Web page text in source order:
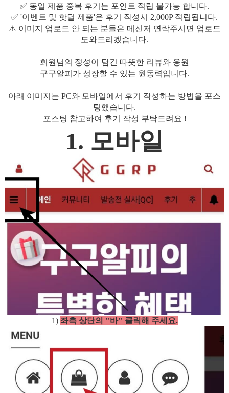
✅ 동일 제품 중복 후기는 포인트 적립 불가능 합니다.
✅ '이벤트 및 핫딜 제품'은 후기 작성시 2,000P 적립됩니다.
⚠️ 이미지 업로드 안 되는 분들은 메신저 연락주시면 업로드
도와드리겠습니다.
회원님의 정성이 담긴 따뜻한 리뷰와 응원
구구알피가 성장할 수 있는 원동력입니다.
아래 이미지는 PC와 모바일에서 후기 작성하는 방법을 포스
팅했습니다.
포스팅 참고하여 후기 작성 부탁드려요 !
1. 모바일
1) 좌측 상단의 "바" 클릭해 주세요.